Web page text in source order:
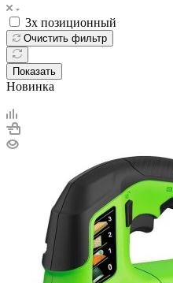
3х позиционный
Очистить фильтр
Показать
Новинка